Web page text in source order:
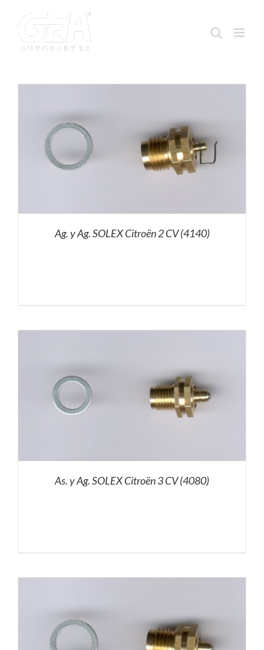
contenido
Ag. y Ag. SOLEX Citroën 2 CV (4140)
As. y Ag. SOLEX Citroën 3 CV (4080)